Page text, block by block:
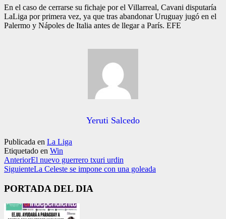
En el caso de cerrarse su fichaje por el Villarreal, Cavani disputaría
LaLiga por primera vez, ya que tras abandonar Uruguay jugó en el
Palermo y Nápoles de Italia antes de llegar a París. EFE
Yeruti Salcedo
Publicada en La Liga
Etiquetado en Win
AnteriorEl nuevo guerrero txuri urdin
SiguienteLa Celeste se impone con una goleada
PORTADA DEL DIA